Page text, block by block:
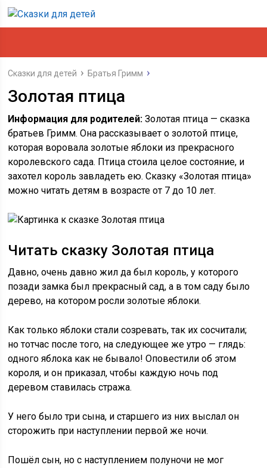
Сказки для детей Братья Гримм
Золотая птица
Информация для родителей: Золотая птица — сказка
братьев Гримм. Она рассказывает о золотой птице,
которая воровала золотые яблоки из прекрасного
королевского сада. Птица стоила целое состояние, и
захотел король завладеть ею. Сказку «Золотая птица»
можно читать детям в возрасте от 7 до 10 лет.
Читать сказку Золотая птица
Давно, очень давно жил да был король, у которого
позади замка был прекрасный сад, а в том саду было
дерево, на котором росли золотые яблоки.
Как только яблоки стали созревать, так их сосчитали;
но тотчас после того, на следующее же утро — глядь:
одного яблока как не бывало! Оповестили об этом
короля, и он приказал, чтобы каждую ночь под
деревом ставилась стража.
У него было три сына, и старшего из них выслал он
сторожить при наступлении первой же ночи.
Пошёл сын, но с наступлением полуночи не мог